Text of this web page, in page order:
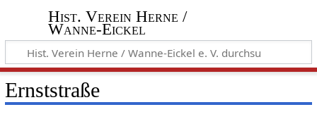
Hist. Verein Herne /
Wanne-Eickel
Ernststraße